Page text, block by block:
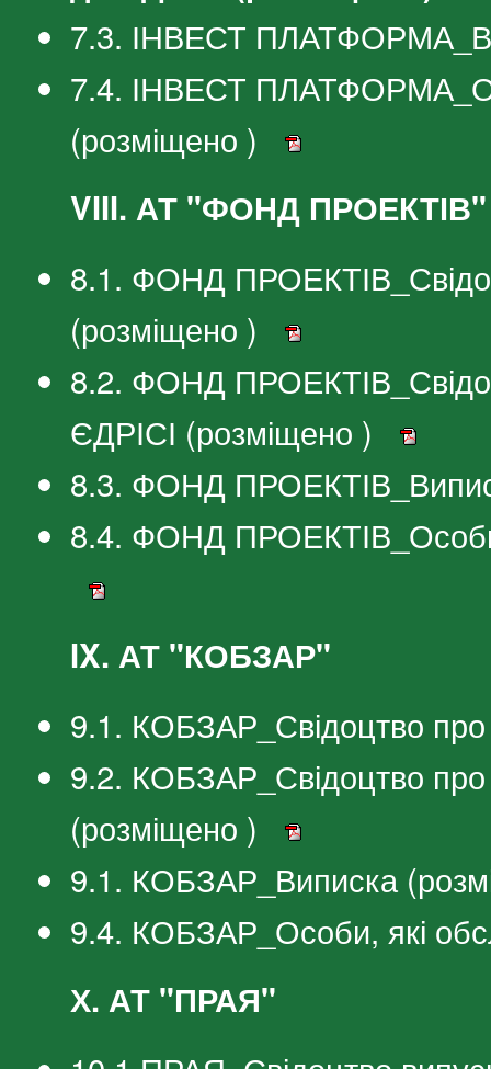
7.3. ІНВЕСТ
7.4. ІНВЕСТ
(розміщено )
VIII. АТ "ФОНД ПРОЕКТІВ"
8.1. ФОНД
(розміщено )
8.2. ФОНД
ЄДРІСІ (розміщено )
8.3. ФОНД
8.4. ФОНД
IX. АТ "КОБЗАР"
9.1. КОБЗАР_Свідоцтво
9.2. КОБЗАР_Свідоцтво
(розміщено )
9.1. КОБЗАР_Виписка
9.4. КОБЗАР_Особи, які
Х. АТ "ПРАЯ"